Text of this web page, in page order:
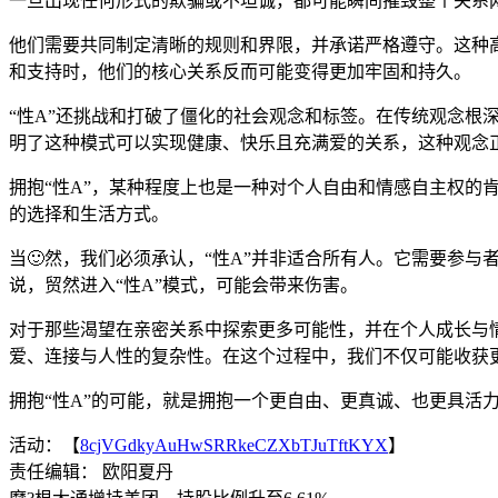
他们需要共同制定清晰的规则和界限，并承诺严格遵守。这
和支持时，他们的核心关系反而可能变得更加牢固和持久。
“性A”还挑战和打破了僵化的社会观念和标签。在传统观念根
明了这种模式可以实现健康、快乐且充满爱的关系，这种观念
拥抱“性A”，某种程度上也是一种对个人自由和情感自主权的
的选择和生活方式。
当🙂然，我们必须承认，“性A”并非适合所有人。它需要参
说，贸然进入“性A”模式，可能会带来伤害。
对于那些渴望在亲密关系中探索更多可能性，并在个人成长
爱、连接与人性的复杂性。在这个过程中，我们不仅可能收
拥抱“性A”的可能，就是拥抱一个更自由、更真诚、也更具活
活动：【8cjVGdkyAuHwSRRkeCZXbTJuTftKYX】
责任编辑： 欧阳夏丹